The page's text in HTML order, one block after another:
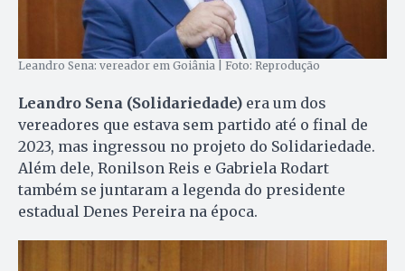
Leandro Sena: vereador em Goiânia | Foto: Reprodução
Leandro Sena (Solidariedade) era um dos
vereadores que estava sem partido até o final de
2023, mas ingressou no projeto do Solidariedade.
Além dele, Ronilson Reis e Gabriela Rodart
também se juntaram a legenda do presidente
estadual Denes Pereira na época.